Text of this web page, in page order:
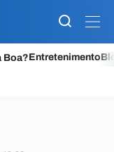
Boa?Entretenimento